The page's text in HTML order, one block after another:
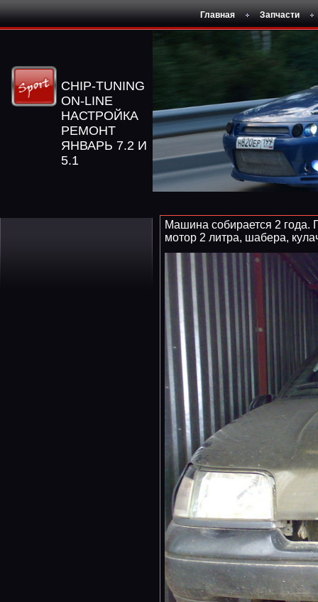
Главная Запчасти
CHIP-TUNING
ON-LINE
НАСТРОЙКА
РЕМОНТ
ЯНВАРЬ 7.2 И
5.1
Машина собирается 2 года.
мотор 2 литра, шабера,